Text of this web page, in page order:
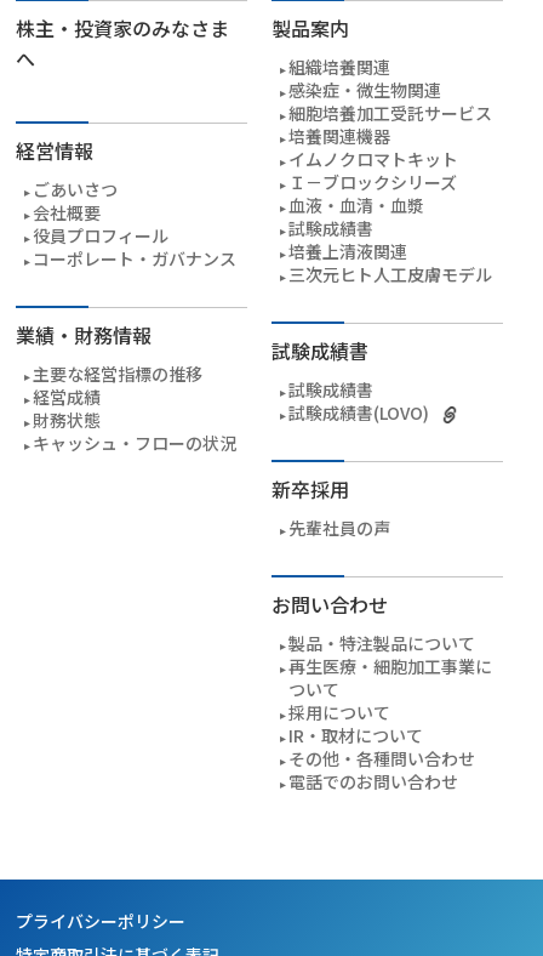
株主・投資家のみなさま
へ
経営情報
ごあいさつ
会社概要
役員プロフィール
コーポレート・ガバナンス
業績・財務情報
主要な経営指標の推移
経営成績
財務状態
キャッシュ・フローの状況
製品案内
組織培養関連
感染症・微生物関連
細胞培養加工受託サービス
培養関連機器
イムノクロマトキット
Ｉ－ブロックシリーズ
血液・血清・血漿
試験成績書
培養上清液関連
三次元ヒト人工皮膚モデル
試験成績書
試験成績書
試験成績書(LOVO)
新卒採用
先輩社員の声
お問い合わせ
製品・特注製品について
再生医療・細胞加工事業に
ついて
採用について
IR・取材について
その他・各種問い合わせ
電話でのお問い合わせ
プライバシーポリシー